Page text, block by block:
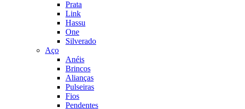
Prata
Link
Hassu
One
Silverado
Aço
Anéis
Brincos
Alianças
Pulseiras
Fios
Pendentes